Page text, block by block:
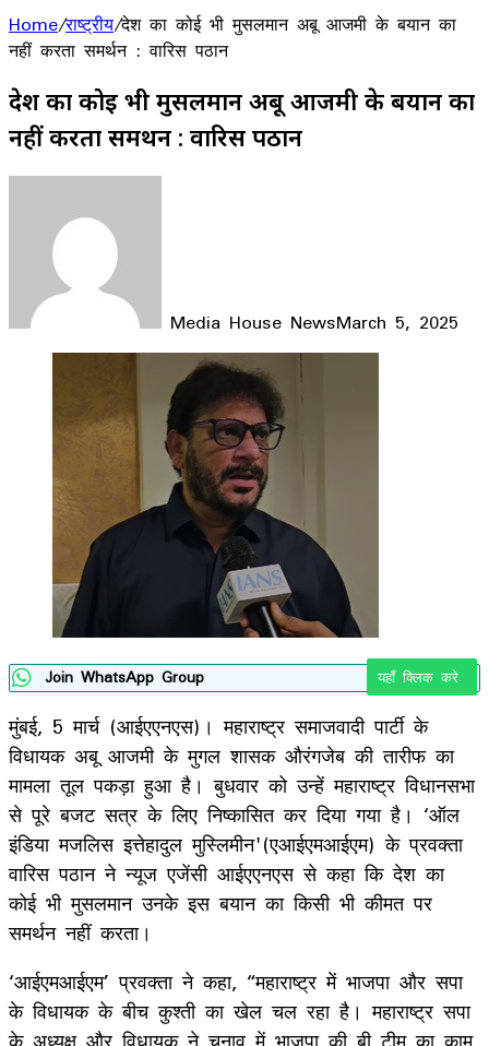
Home/राष्ट्रीय/देश का कोई भी मुसलमान अबू आजमी के बयान का
नहीं करता समर्थन : वारिस पठान
देश का कोई भी मुसलमान अबू आजमी के बयान का
नहीं करता समर्थन : वारिस पठान
Media House NewsMarch 5, 2025
Facebook
LinkedIn
WhatsApp
Telegram
Join WhatsApp Group यहाँ क्लिक करे
मुंबई, 5 मार्च (आईएएनएस)। महाराष्ट्र समाजवादी पार्टी के
विधायक अबू आजमी के मुगल शासक औरंगजेब की तारीफ का
मामला तूल पकड़ा हुआ है। बुधवार को उन्हें महाराष्ट्र विधानसभा
से पूरे बजट सत्र के लिए निष्कासित कर दिया गया है। ‘ऑल
इंडिया मजलिस इत्तेहादुल मुस्लिमीन'(एआईएमआईएम) के प्रवक्ता
वारिस पठान ने न्यूज एजेंसी आईएएनएस से कहा कि देश का
कोई भी मुसलमान उनके इस बयान का किसी भी कीमत पर
समर्थन नहीं करता।
‘आईएमआईएम’ प्रवक्ता ने कहा, “महाराष्ट्र में भाजपा और सपा
के विधायक के बीच कुश्ती का खेल चल रहा है। महाराष्ट्र सपा